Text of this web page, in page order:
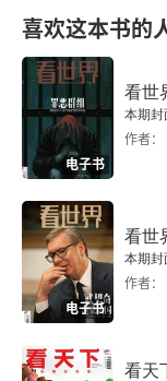
喜欢这本书的
电子书
看世
本期封
作者：
电子书
看世
本期封
作者：
看天